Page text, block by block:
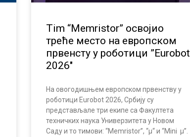
Tim “Memristor” освојио
треће место на европском
првенсту у роботици ”Eurobot
2026″
На овогодишњем европском првенству у
роботици Eurobot 2026, Србију су
представљале три екипе са Факултета
техничких наука Универзитета у Новом
Саду и то тимови: “Memristor”, “µ“ и “Mini µ”.